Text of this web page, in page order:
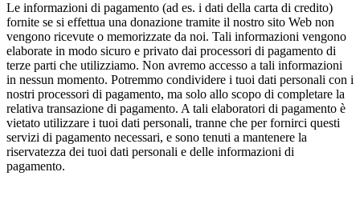
Le informazioni di pagamento (ad es. i dati della carta di credito)
fornite se si effettua una donazione tramite il nostro sito Web non
vengono ricevute o memorizzate da noi. Tali informazioni vengono
elaborate in modo sicuro e privato dai processori di pagamento di
terze parti che utilizziamo. Non avremo accesso a tali informazioni
in nessun momento. Potremmo condividere i tuoi dati personali con i
nostri processori di pagamento, ma solo allo scopo di completare la
relativa transazione di pagamento. A tali elaboratori di pagamento è
vietato utilizzare i tuoi dati personali, tranne che per fornirci questi
servizi di pagamento necessari, e sono tenuti a mantenere la
riservatezza dei tuoi dati personali e delle informazioni di
pagamento.